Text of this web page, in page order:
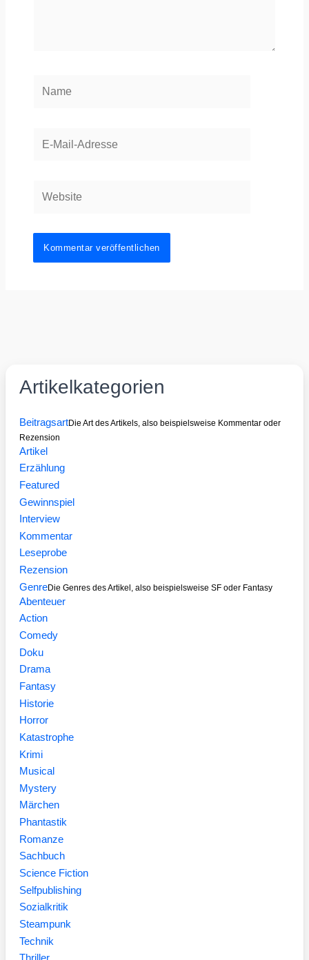
Mail-
Artikelkategorien
BeitragsartDie Art des Artikels, also beispielsweise Kommentar oder
Rezension
Artikel
Erzählung
Featured
Gewinnspiel
Interview
Kommentar
Leseprobe
Rezension
GenreDie Genres des Artikel, also beispielsweise SF oder Fantasy
Abenteuer
Action
Comedy
Doku
Drama
Fantasy
Historie
Horror
Katastrophe
Krimi
Musical
Mystery
Märchen
Phantastik
Romanze
Sachbuch
Science Fiction
Selfpublishing
Sozialkritik
Steampunk
Technik